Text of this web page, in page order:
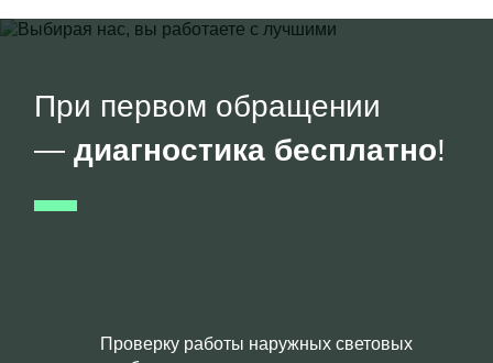
При первом обращении
— диагностика бесплатно!
Проверку работы наружных световых